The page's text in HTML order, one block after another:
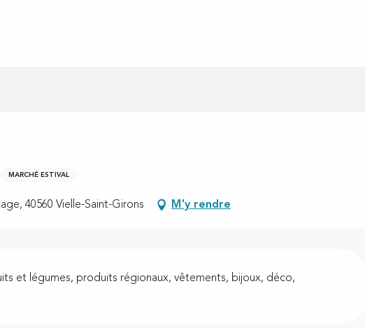
MARCHÉ ESTIVAL
40560 Vielle-Saint-Girons M'y rendre
et légumes, produits régionaux, vêtements, bijoux, déco,